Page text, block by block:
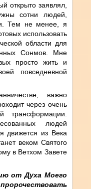
открыто заявлял,
сотни людей,
Тем не менее, я
использовать
области для
Сонмов. Мне
просто жить и
повседневной
важно
через очень
трансформации.
людей
движется из Века
веком Святого
в Ветхом Завете
от Духа Моего